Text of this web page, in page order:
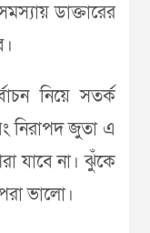
ডাক্তারের
নিয়ে সতর্ক
নিরাপদ জুতা এ
যাবে না। ঝুঁকে
ভালো।